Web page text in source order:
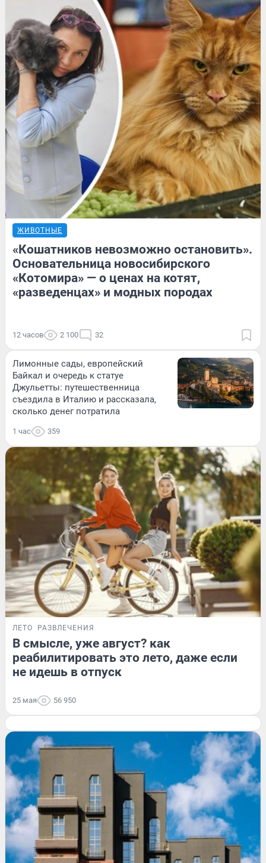
ЖИВОТНЫЕ
«Кошатников невозможно остановить».
Основательница новосибирского
«Котомира» — о ценах на котят,
«разведенцах» и модных породах
12 часов 2 100 32
Лимонные сады, европейский
Байкал и очередь к статуе
Джульетты: путешественница
съездила в Италию и рассказала,
сколько денег потратила
1 час 359
ЛЕТО РАЗВЛЕЧЕНИЯ
В смысле, уже август? как
реабилитировать это лето, даже если
не идешь в отпуск
25 мая 56 950